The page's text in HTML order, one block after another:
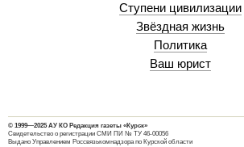
Ступени цивилизации
Звёздная жизнь
Политика
Ваш юрист
© 1999—2025 АУ КО Редакция газеты «Курск»
Свидетельство о регистрации СМИ ПИ № ТУ 46-00056
Выдано Управлением Россвязькомнадзора по Курской области